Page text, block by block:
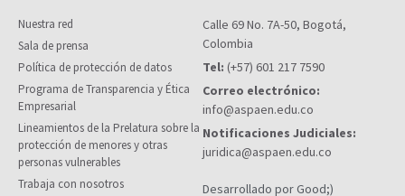
Nuestra red
Sala de prensa
Política de protección de datos
Programa de Transparencia y Ética
Empresarial
Lineamientos de la Prelatura sobre la
protección de menores y otras
personas vulnerables
Trabaja con nosotros
Calle 69 No. 7A-50, Bogotá,
Colombia
Tel: (+57) 601 217 7590
Correo electrónico:
info@aspaen.edu.co
Notificaciones Judiciales:
juridica@aspaen.edu.co
Desarrollado por Good;)